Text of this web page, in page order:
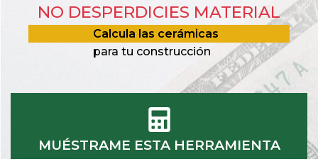
NO DESPERDICIES MATERIAL
Calcula las cerámicas
para tu construcción
MUÉSTRAME ESTA HERRAMIENTA